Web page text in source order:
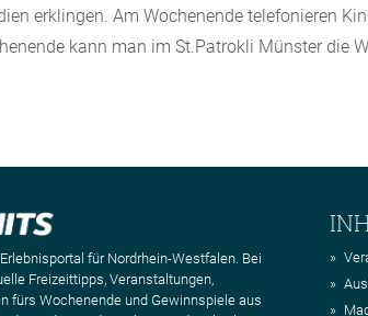
erklingen. Am Wochenende telefonieren
kann man im St.Patrokli Münster die
für Nordrhein-Westfalen. Bei
Freizeittipps, Veranstaltungen,
fürs Wochenende und Gewinnspiele aus